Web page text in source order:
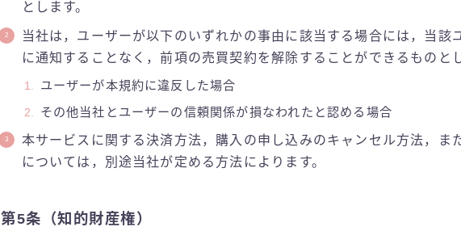
とします。
当社は，ユーザーが以下のいずれかの事由に該当する場合には，当該
に通知することなく，前項の売買契約を解除することができるものと
ユーザーが本規約に違反した場合
その他当社とユーザーの信頼関係が損なわれたと認める場合
本サービスに関する決済方法，購入の申し込みのキャンセル方法，ま
については，別途当社が定める方法によります。
第5条（知的財産権）